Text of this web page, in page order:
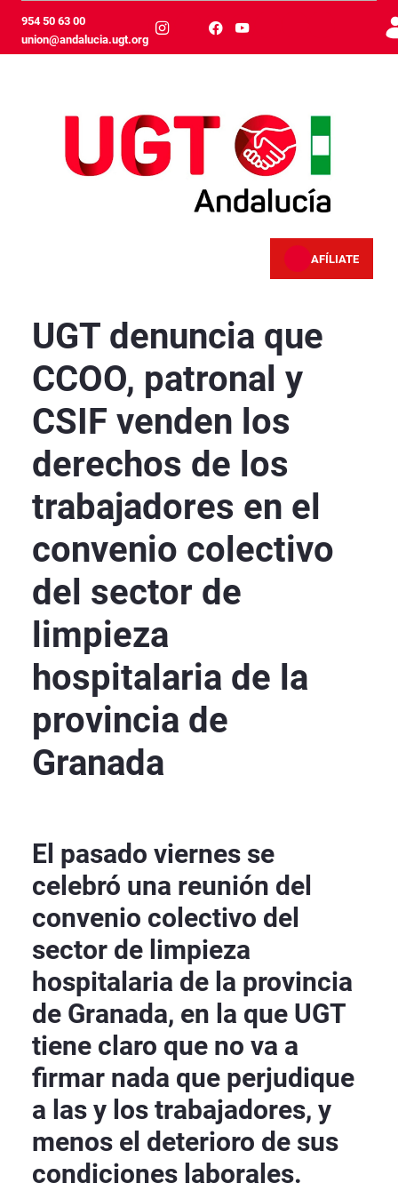
Skip to Main Content
954 50 63 00
union@andalucia.ugt.org
AFÍLIATE
UGT denuncia que
CCOO, patronal y
CSIF venden los
derechos de los
trabajadores en el
convenio colectivo
del sector de
limpieza
hospitalaria de la
provincia de
Granada
El pasado viernes se
celebró una reunión del
convenio colectivo del
sector de limpieza
hospitalaria de la provincia
de Granada, en la que UGT
tiene claro que no va a
firmar nada que perjudique
a las y los trabajadores, y
menos el deterioro de sus
condiciones laborales.